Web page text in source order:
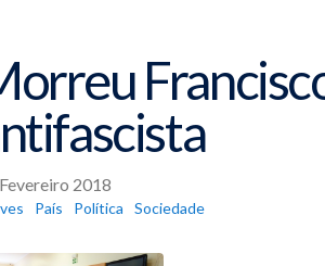
2018
País Política Sociedade